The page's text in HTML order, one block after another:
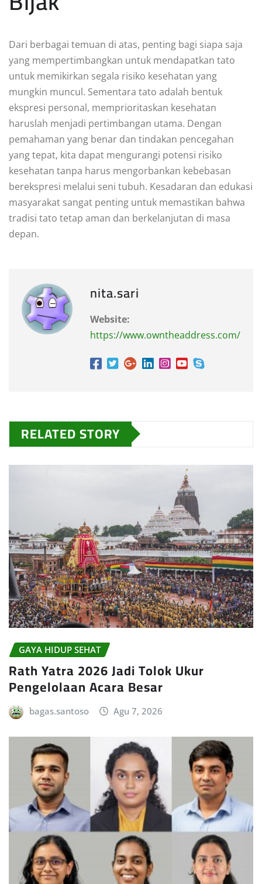
Dari berbagai temuan di atas, penting bagi siapa saja
yang mempertimbangkan untuk mendapatkan tato
untuk memikirkan segala risiko kesehatan yang
mungkin muncul. Sementara tato adalah bentuk
ekspresi personal, memprioritaskan kesehatan
haruslah menjadi pertimbangan utama. Dengan
pemahaman yang benar dan tindakan pencegahan
yang tepat, kita dapat mengurangi potensi risiko
kesehatan tanpa harus mengorbankan kebebasan
berekspresi melalui seni tubuh. Kesadaran dan edukasi
masyarakat sangat penting untuk memastikan bahwa
tradisi tato tetap aman dan berkelanjutan di masa
depan.
nita.sari
Website:
https://www.owntheaddress.com/
RELATED STORY
GAYA HIDUP SEHAT
Rath Yatra 2026 Jadi Tolok Ukur
Pengelolaan Acara Besar
bagas.santoso Agu 7, 2026